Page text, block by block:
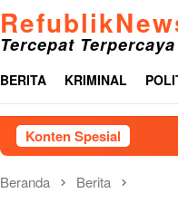
Tercepat Terpercaya
BERITA KRIMINAL
Konten Spesial
Beranda Berita